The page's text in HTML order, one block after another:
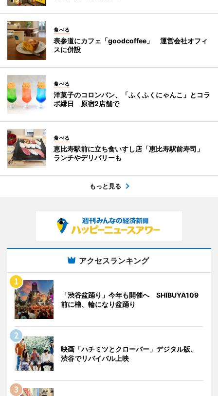
食べる
表参道にカフェ「goodcoffee」 運営会社オフィ
スに併設
食べる
洋菓子のコロンバン、「ふくふくにゃんこ」とコラ
ボ縁日 原宿2店舗で
食べる
恵比寿駅前に立ち食いすし店「恵比寿駅前寿司」
ランチやデリバリーも
もっと見る
アクセスランキング
「渋谷盆踊り」今年も開催へ SHIBUYA109
前に櫓、輪になり盆踊り
映画「ハチミツとクローバー」デジタル版、
渋谷でリバイバル上映